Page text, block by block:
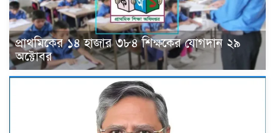
প্রাথমিকের ১৪ হাজার ৩৮৪ শিক্ষকের যোগদান ২৯
অক্টোবর